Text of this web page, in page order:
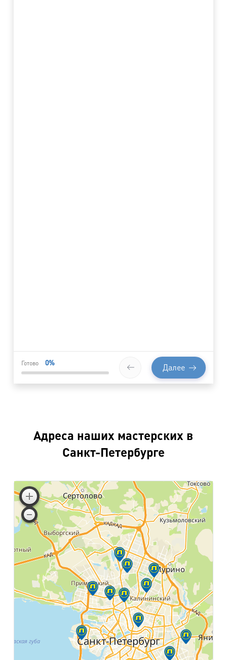
Готово 0% Далее
Адреса наших мастерских в
Санкт-Петербурге